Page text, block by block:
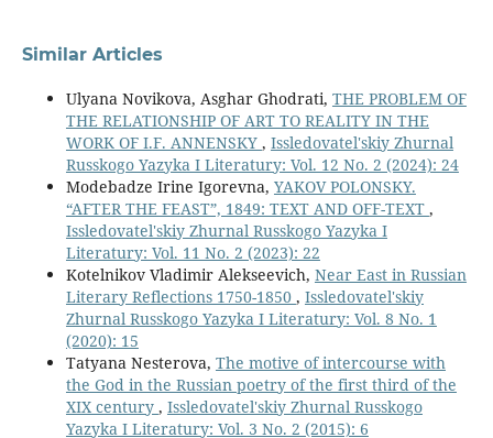
Similar Articles
Ulyana Novikova, Asghar Ghodrati, THE PROBLEM OF
THE RELATIONSHIP OF ART TO REALITY IN THE
WORK OF I.F. ANNENSKY , Issledovatel'skiy Zhurnal
Russkogo Yazyka I Literatury: Vol. 12 No. 2 (2024): 24
Modebadze Irine Igorevna, YAKOV POLONSKY.
“AFTER THE FEAST”, 1849: TEXT AND OFF-TEXT ,
Issledovatel'skiy Zhurnal Russkogo Yazyka I
Literatury: Vol. 11 No. 2 (2023): 22
Kotelnikov Vladimir Alekseevich, Near East in Russian
Literary Reflections 1750-1850 , Issledovatel'skiy
Zhurnal Russkogo Yazyka I Literatury: Vol. 8 No. 1
(2020): 15
Tatyana Nesterova, The motive of intercourse with
the God in the Russian poetry of the first third of the
ХIХ century , Issledovatel'skiy Zhurnal Russkogo
Yazyka I Literatury: Vol. 3 No. 2 (2015): 6